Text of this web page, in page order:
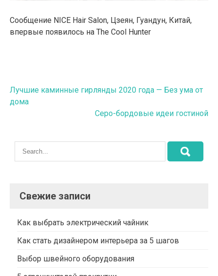
Сообщение NICE Hair Salon, Цзеян, Гуандун, Китай,
впервые появилось на The Cool Hunter
Навигация
по
Лучшие каминные гирлянды 2020 года — Без ума от
дома
Серо-бордовые идеи гостиной
Свежие записи
Как выбрать электрический чайник
Как стать дизайнером интерьера за 5 шагов
Выбор швейного оборудования